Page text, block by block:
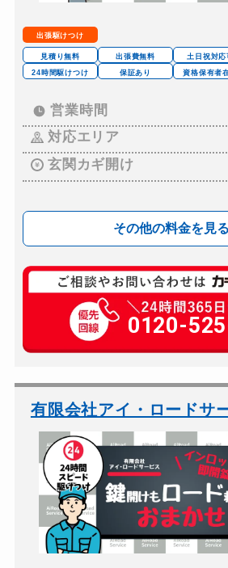
出張駆けつけ
見積り無料 出張費無料 土日祝対応
24時間駆けつけ
保証あり 資格保有者
営業時間
対応エリア
玄関カギ開け
その他の料金を見る
車カギ開け
0120-
有限会社アイ・ロードサ